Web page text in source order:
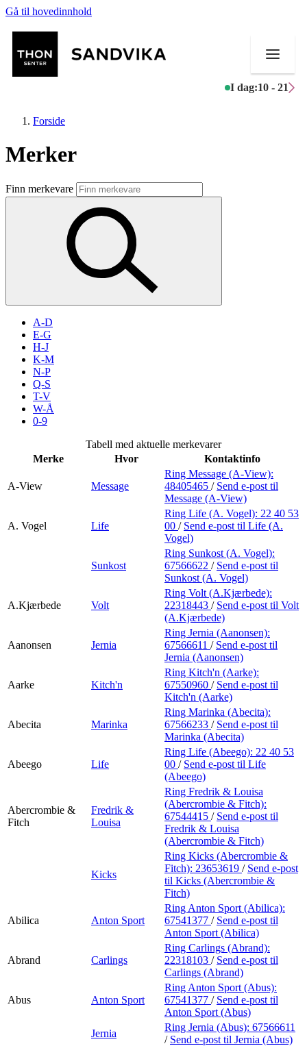
Gå til hovedinnhold
I dag:10 - 21
Butikker
Mat og drikke
Aktiviteter
Merker
Inspirasjon
Søk
Åpningstider
Praktisk informasjon
Min Shopping-app
Forside
Merker
Finn merkevare
A-D
E-G
H-J
K-M
N-P
Q-S
T-V
W-Å
0-9
Tabell med aktuelle merkevarer
Merke
Hvor Kontaktinfo
A-View Message
Ring Message (A-View):
48405465 / Send e-post til
Message (A-View)
A. Vogel Life
Ring Life (A. Vogel): 22 40 53
00 / Send e-post til Life (A.
Vogel)
Sunkost
Ring Sunkost (A. Vogel):
67566622 / Send e-post til
Sunkost (A. Vogel)
A.Kjærbede Volt
Ring Volt (A.Kjærbede):
22318443 / Send e-post til Volt
(A.Kjærbede)
Aanonsen Jernia
Ring Jernia (Aanonsen):
67566611 / Send e-post til
Jernia (Aanonsen)
Aarke Kitch'n
Ring Kitch'n (Aarke):
67550960 / Send e-post til
Kitch'n (Aarke)
Abecita Marinka
Ring Marinka (Abecita):
67566233 / Send e-post til
Marinka (Abecita)
Abeego Life
Ring Life (Abeego): 22 40 53
00 / Send e-post til Life
(Abeego)
Abercrombie &
Fitch
Fredrik &
Louisa
Ring Fredrik & Louisa
(Abercrombie & Fitch):
67544415 / Send e-post til
Fredrik & Louisa
(Abercrombie & Fitch)
Kicks
Ring Kicks (Abercrombie &
Fitch): 23653619 / Send e-post
til Kicks (Abercrombie &
Fitch)
Abilica Anton Sport
Ring Anton Sport (Abilica):
67541377 / Send e-post til
Anton Sport (Abilica)
Abrand Carlings
Ring Carlings (Abrand):
22318103 / Send e-post til
Carlings (Abrand)
Abus Anton Sport
Ring Anton Sport (Abus):
67541377 / Send e-post til
Anton Sport (Abus)
Jernia
Ring Jernia (Abus): 67566611
/ Send e-post til Jernia (Abus)